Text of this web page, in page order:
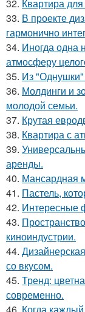
32. Квартира
33. В проекте
гармонично
34. Иногда одна
атмосферу
35. Из "Однушки"
36. Молдинги и
молодой семьи.
37. Крутая
38. Квартира с
39.
аренды.
40. Мансардная
41. Пастель,
42. Интересные
43.
киноиндустрии.
44.
со вкусом.
45. Тренд:
современно.